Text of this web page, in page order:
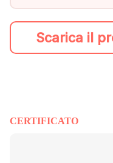
Scarica il
CERTIFICATO